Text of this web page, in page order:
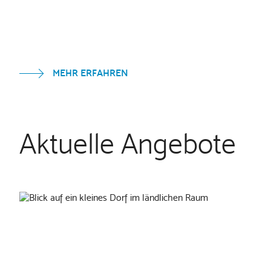
MEHR ERFAHREN
Aktuelle Angebote